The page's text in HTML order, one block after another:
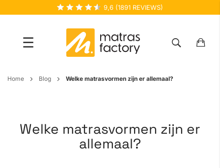
9,6 (1891 REVIEWS)
☰
Ga
Home Blog Welke matrasvormen zijn er allemaal?
Welke matrasvormen zijn er
allemaal?